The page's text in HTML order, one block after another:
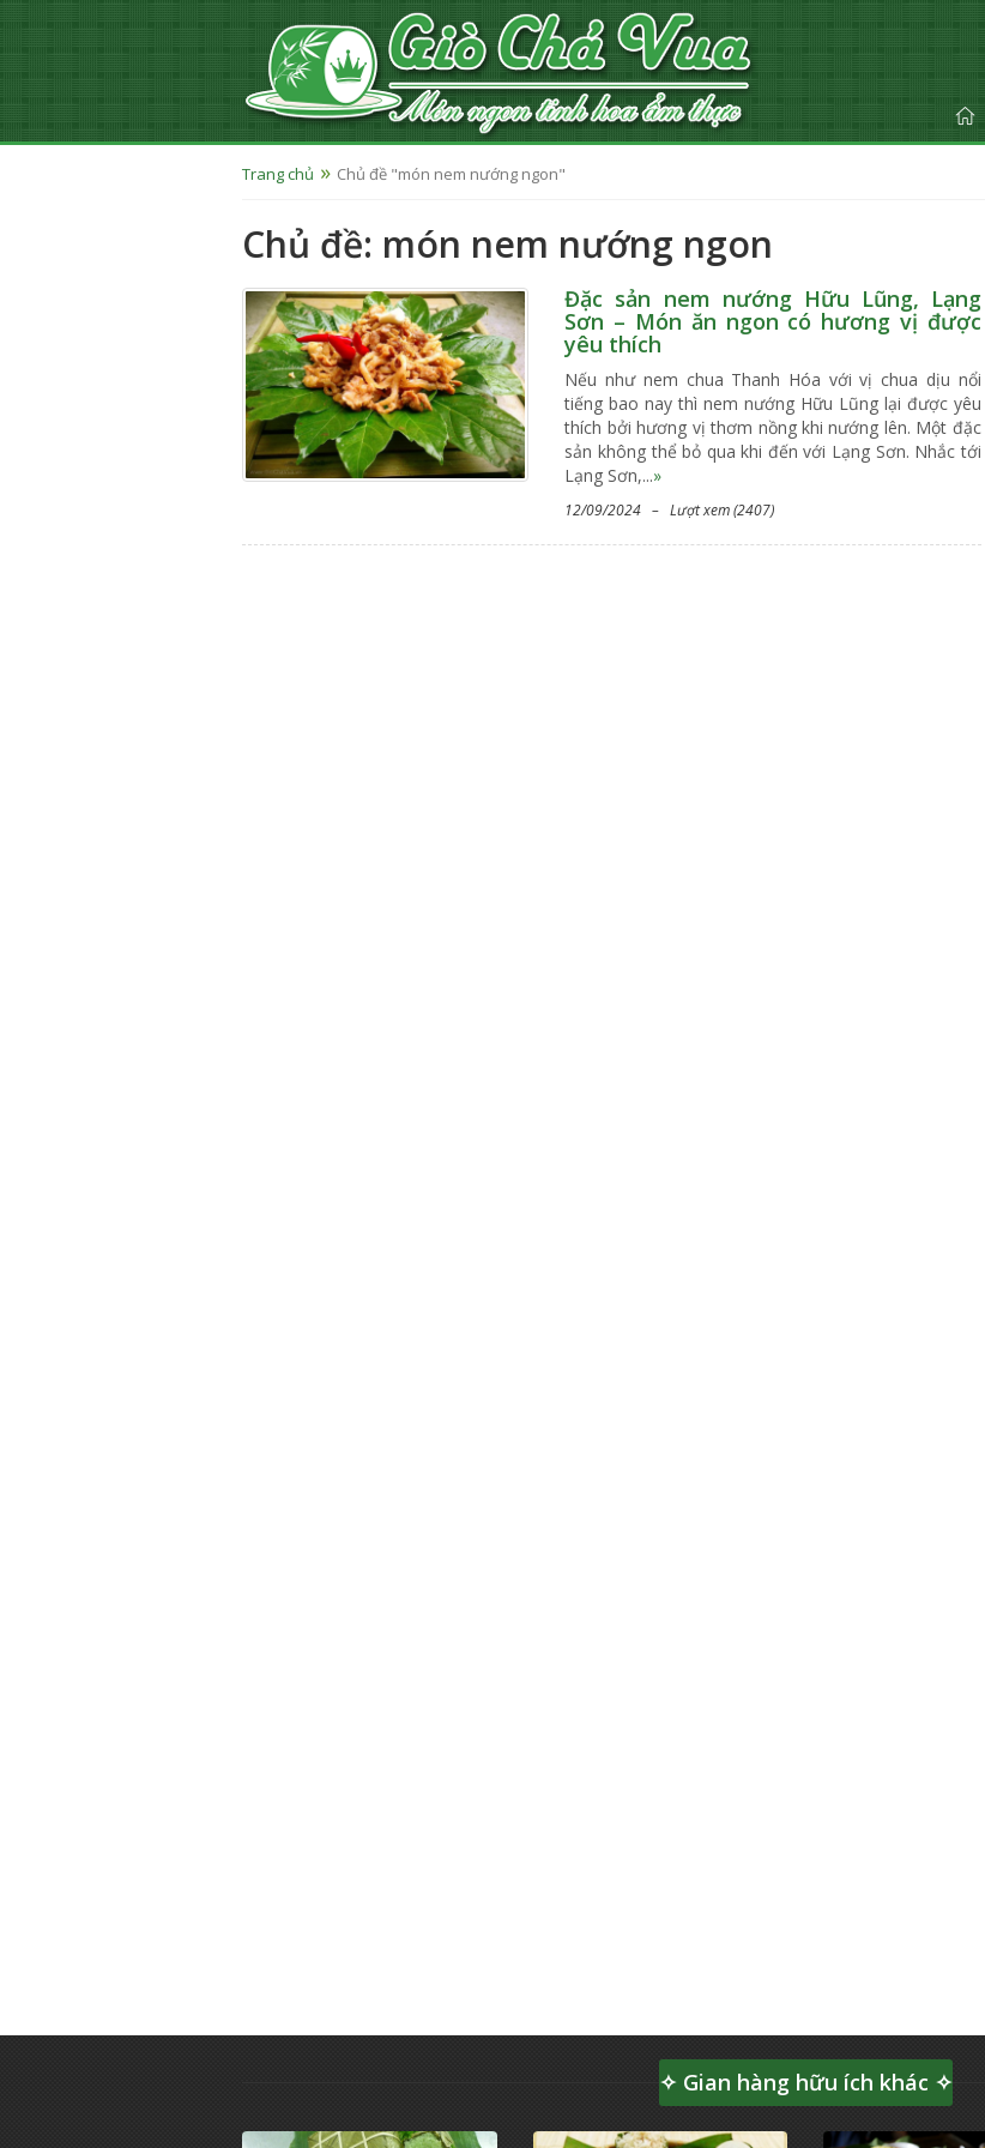
Trang chủ Chủ đề "món nem nướng ngon"
Chủ đề: món nem nướng ngon
Đặc sản nem nướng Hữu Lũng, Lạng
Sơn – Món ăn ngon có hương vị được
yêu thích
Nếu như nem chua Thanh Hóa với vị chua dịu nổi
tiếng bao nay thì nem nướng Hữu Lũng lại được yêu
thích bởi hương vị thơm nồng khi nướng lên. Một đặc
sản không thể bỏ qua khi đến với Lạng Sơn. Nhắc tới
Lạng Sơn,...»
12/09/2024 – Lượt xem (2407)
✧ Gian hàng hữu ích khác ✧